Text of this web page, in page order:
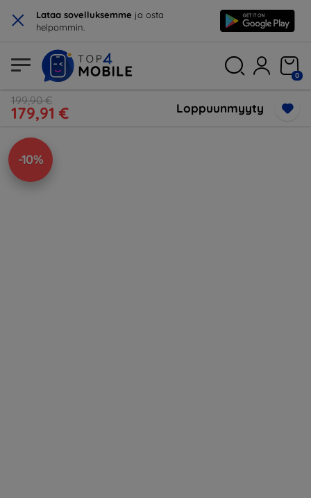
× Lataa sovelluksemme ja osta
helpommin.
0
199,90 €
179,91 € Loppuunmyyty
-10%